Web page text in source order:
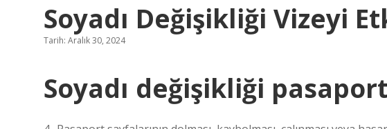
Soyadı Değişikliği Vizeyi
Tarih: Aralık 30, 2024
Soyadı değişikliği